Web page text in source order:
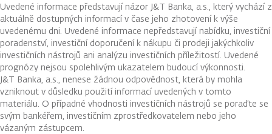
Uvedené informace představují názor J&T Banka, a.s., který vychází z
aktuálně dostupných informací v čase jeho zhotovení k výše
uvedenému dni. Uvedené informace nepředstavují nabídku, investiční
poradenství, investiční doporučení k nákupu či prodeji jakýchkoliv
investičních nástrojů ani analýzu investičních příležitostí. Uvedené
prognózy nejsou spolehlivým ukazatelem budoucí výkonnosti.
J&T Banka, a.s., nenese žádnou odpovědnost, která by mohla
vzniknout v důsledku použití informací uvedených v tomto
materiálu. O případné vhodnosti investičních nástrojů se poraďte se
svým bankéřem, investičním zprostředkovatelem nebo jeho
vázaným zástupcem.